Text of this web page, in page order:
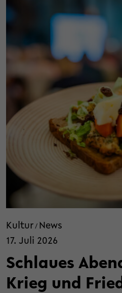
Kultur / News
17. Juli 2026
Schlaues
Krieg und